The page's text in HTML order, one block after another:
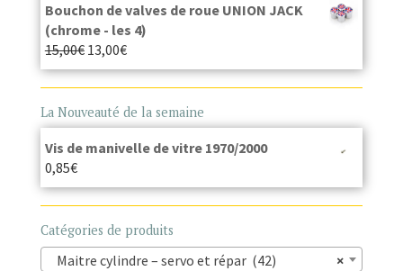
Bouchon de valves de roue UNION JACK
(chrome - les 4)
15,00€ 13,00€
La Nouveauté de la semaine
Vis de manivelle de vitre 1970/2000
0,85€
Catégories de produits
×
Maitre cylindre – servo et répar (42)